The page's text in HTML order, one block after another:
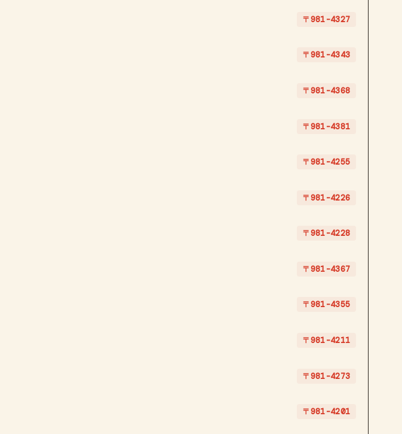
〒981-4327
〒981-4343
〒981-4368
〒981-4381
〒981-4255
〒981-4226
〒981-4228
〒981-4367
〒981-4355
〒981-4211
〒981-4273
〒981-4201